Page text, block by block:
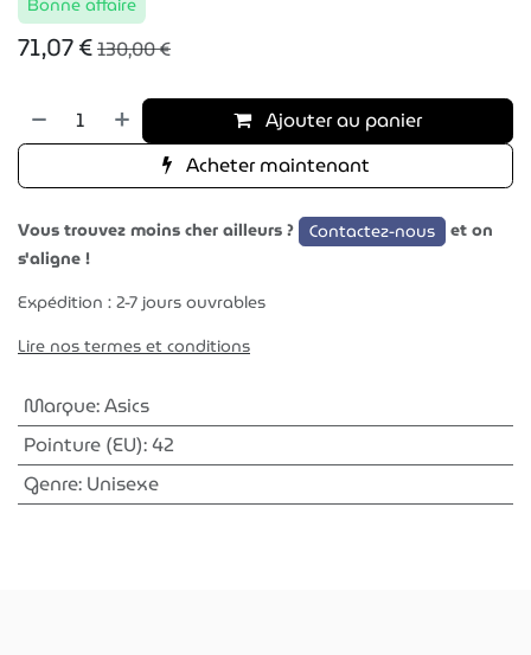
71,07€130,00€
Ajouter au panier
Acheter maintenant
Vous trouvez moins cher ailleurs ? Contactez-nous et on
s'aligne !
Expédition : 2-7 jours ouvrables
Lire nos termes et conditions
Marque:Asics
Pointure (EU):42
Genre: Unisexe